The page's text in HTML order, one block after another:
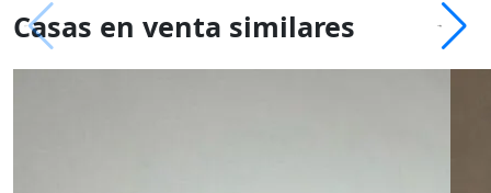
Casas en venta similares